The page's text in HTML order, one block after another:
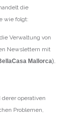
die
wie folgt:
Verwaltung von
Newslettern mit
Mallorca).
operativen
Problemen,